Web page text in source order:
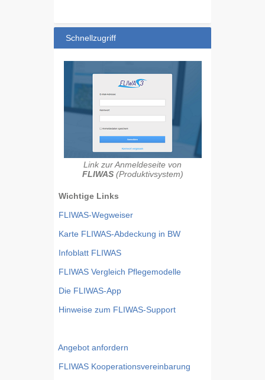
Schnellzugriff
Link zur Anmeldeseite von
FLIWAS(Produktivsystem)
Wichtige Links
FLIWAS-Wegweiser
Karte FLIWAS-Abdeckung in BW
Infoblatt FLIWAS
FLIWAS Vergleich Pflegemodelle
Die FLIWAS-App
Hinweise zum FLIWAS-Support
Angebot anfordern
FLIWAS Kooperationsvereinbarung